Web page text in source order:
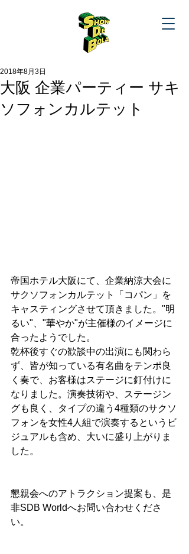
大阪 企業パーティー サキ
ソフォンカルテット
2018年8月3日
帝国ホテル大阪にて、企業納涼大会に
サクソフォンカルテット「コパン」を
キャスティングさせて頂きました。"明
るい"、"華やか"が主催様のイメージに
合ったようでした。
乾杯後すぐの歓談中の出演にも関わら
ず、皆が知っている有名曲をテンポ良
く奏で、お客様はステージに釘付けに
なりました。演奏技術や、ステージン
グも良く、タイプの違う4種類のサクソ
フォンを女性4人組で演奏するというビ
ジュアルも含め、大いに盛り上がりま
した。
懇親会へのアトラクション提案も、是
非SDB Worldへお問い合わせくださ
い。